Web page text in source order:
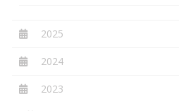
2025
2024
2023